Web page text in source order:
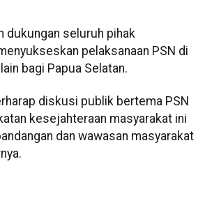
dukungan seluruh pihak
pelaksanaan PSN di
bagi Papua Selatan.
diskusi publik bertema PSN
kesejahteraan masyarakat ini
dan wawasan masyarakat